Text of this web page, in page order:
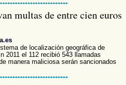
multas de entre cien euros
de localización geográfica de
2011 el 112 recibió 543 llamadas
manera maliciosa serán sancionados